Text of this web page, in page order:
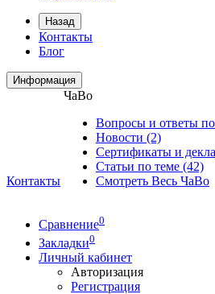
Назад
Контакты
Блог
Информация
Контакты
ЧаВо
Вопросы и ответы по
Новости (2)
Сертификаты и
Статьи по теме (42)
Смотреть Весь ЧаВо
Сравнение0
Закладки0
Личный кабинет
Авторизация
Регистрация